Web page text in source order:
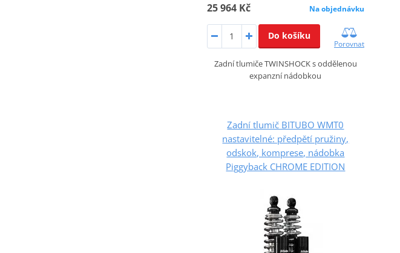
25 964 Kč Na objednávku
Do košíku
Porovnat
Zadní tlumiče TWINSHOCK s oddělenou
expanzní nádobkou
Zadní tlumič BITUBO WMT0
nastavitelné: předpětí pružiny,
odskok, komprese, nádobka
Piggyback CHROME EDITION